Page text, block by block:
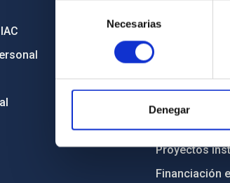
consentimiento
Necesarias
Denegar
Transparencia
Código ético
Igualdad y
Medio
Proyectos
Financiación